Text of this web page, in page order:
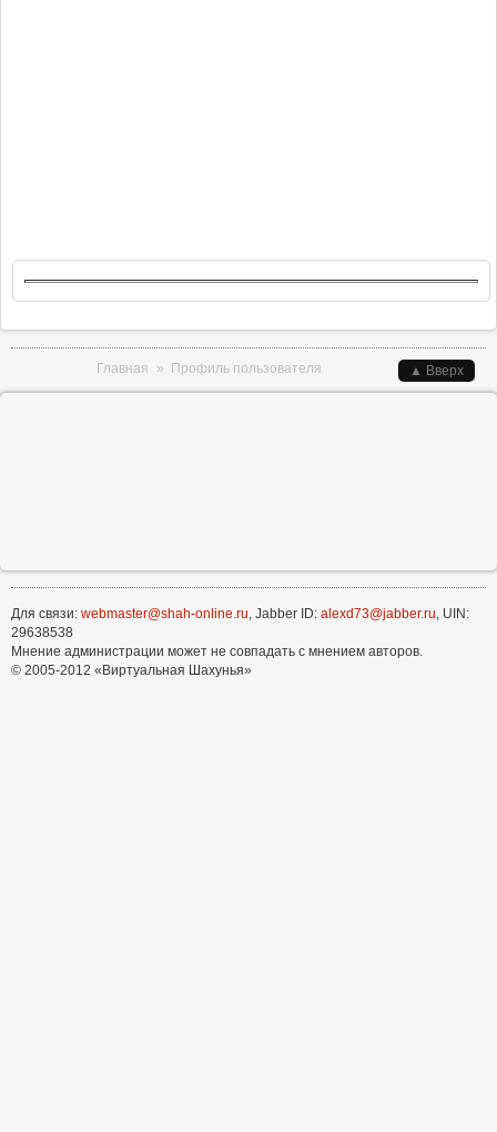
Главная » Профиль пользователя ▲ Вверх
Для связи: webmaster@shah-online.ru, Jabber ID: alexd73@jabber.ru, UIN:
29638538
Мнение администрации может не совпадать с мнением авторов.
© 2005-2012 «Виртуальная Шахунья»